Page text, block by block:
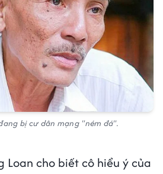
bị cư dân mạng "ném đá".
Loan cho biết cô hiểu ý của